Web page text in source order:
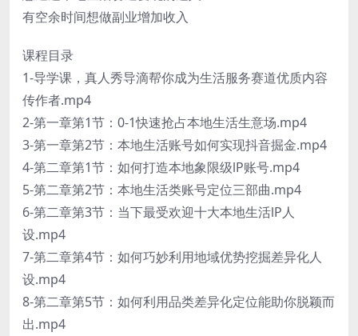
有空余时间想做副业增加收入
课程目录
1-导学课，真人秀导滴帮你成为生活服务赛道优质内容
传作者.mp4
2-第一章第1节：0-1快速抢占本地生活生意场.mp4
3-第一章第2节：本地生活账号如何实现抖音掘金.mp4
4-第二章第1节：如何打造本地象限级lP账号.mp4
5-第二章第2节：本地生活类账号定位三部曲.mp4
6-第二章第3节：当下最受欢迎十大本地生活lP人
设.mp4
7-第二章第4节：如何巧妙利用地域优势挖掘差异化人
设.mp4
8-第二章第5节：如何利用品类差异化定位能助你脱颖而
出.mp4